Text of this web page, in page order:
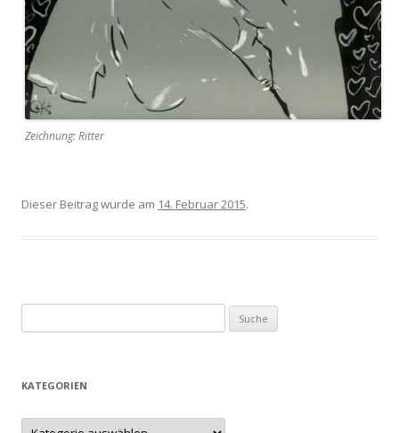
Zeichnung: Ritter
Dieser Beitrag wurde am 14. Februar 2015.
KATEGORIEN